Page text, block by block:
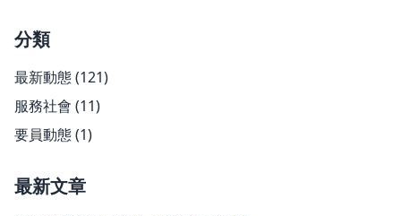
分類
最新動態(121)
服務社會 (11)
要員動態(1)
最新文章